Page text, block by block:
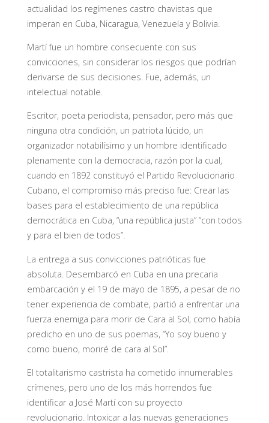
actualidad los regímenes castro chavistas que
imperan en Cuba, Nicaragua, Venezuela y Bolivia.
Martí fue un hombre consecuente con sus
convicciones, sin considerar los riesgos que podrían
derivarse de sus decisiones. Fue, además, un
intelectual notable.
Escritor, poeta periodista, pensador, pero más que
ninguna otra condición, un patriota lúcido, un
organizador notabilísimo y un hombre identificado
plenamente con la democracia, razón por la cual,
cuando en 1892 constituyó el Partido Revolucionario
Cubano, el compromiso más preciso fue: Crear las
bases para el establecimiento de una república
democrática en Cuba, “una república justa” “con todos
y para el bien de todos”.
La entrega a sus convicciones patrióticas fue
absoluta. Desembarcó en Cuba en una precaria
embarcación y el 19 de mayo de 1895, a pesar de no
tener experiencia de combate, partió a enfrentar una
fuerza enemiga para morir de Cara al Sol, como había
predicho en uno de sus poemas, “Yo soy bueno y
como bueno, moriré de cara al Sol”.
El totalitarismo castrista ha cometido innumerables
crímenes, pero uno de los más horrendos fue
identificar a José Martí con su proyecto
revolucionario. Intoxicar a las nuevas generaciones